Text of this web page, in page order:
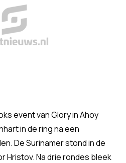
event van Glory in Ahoy
in de ring na een
De Surinamer stond in de
Hristov. Na drie rondes bleek